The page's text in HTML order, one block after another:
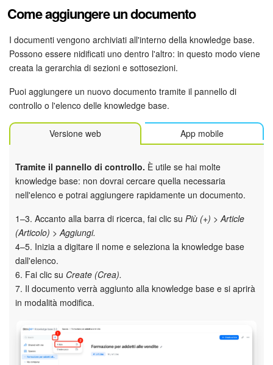
Come aggiungere un documento
I documenti vengono archiviati all'interno della knowledge base.
Possono essere nidificati uno dentro l'altro: in questo modo viene
creata la gerarchia di sezioni e sottosezioni.
Puoi aggiungere un nuovo documento tramite il pannello di
controllo o l'elenco delle knowledge base.
Versione web App mobile
Tramite il pannello di controllo. È utile se hai molte
knowledge base: non dovrai cercare quella necessaria
nell'elenco e potrai aggiungere rapidamente un documento.
1–3. Accanto alla barra di ricerca, fai clic su Più (+) > Article
(Articolo) > Aggiungi.
4–5. Inizia a digitare il nome e seleziona la knowledge base
dall'elenco.
6. Fai clic su Create (Crea).
7. Il documento verrà aggiunto alla knowledge base e si aprirà
in modalità modifica.